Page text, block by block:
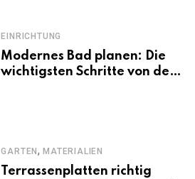
EINRICHTUNG
Modernes Bad planen: Die
wichtigsten Schritte von der
GARTEN,MATERIALIEN
Terrassenplatten richtig